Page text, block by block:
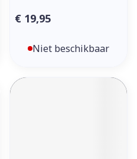
€ 19,95
Niet beschikbaar